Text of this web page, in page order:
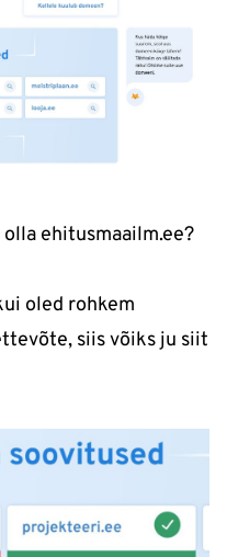
ehitusmaailm.ee?
oled rohkem
siis võiks ju siit